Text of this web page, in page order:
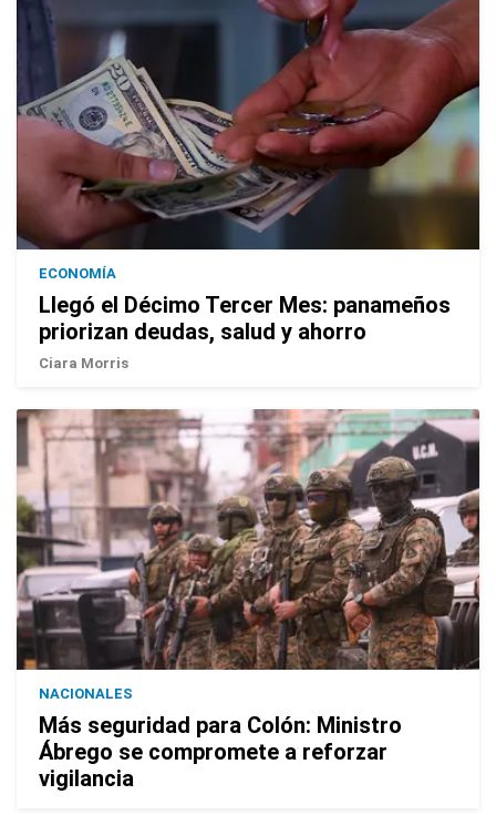
ECONOMÍA
Llegó el Décimo Tercer Mes: panameños
priorizan deudas, salud y ahorro
Ciara Morris
NACIONALES
Más seguridad para Colón: Ministro
Ábrego se compromete a reforzar
vigilancia